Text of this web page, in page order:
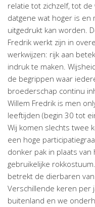
relatie tot zichzelf, tot
datgene wat hoger is en
uitgedrukt kan worden.
Fredrik werkt zijn in
werkwijzen: rijk aan
indruk te maken.
de begrippen waar
broederschap continu
Willem Fredrik is men
leeftijden (begin 30 tot
Wij komen slechts twee
een hoge
donker pak in plaats
gebruikelijke
betrekt de dierbaren
Verschillende keren per
buitenland en we